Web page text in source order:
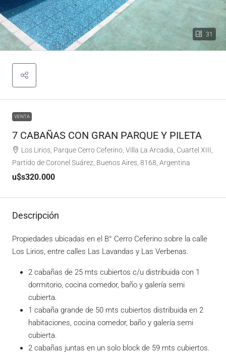
31
VENTA
7 CABAÑAS CON GRAN PARQUE Y PILETA
Los Lirios, Parque Cerro Ceferino, Villa La Arcadia, Cuartel XIII,
Partido de Coronel Suárez, Buenos Aires, 8168, Argentina
u$s320.000
Descripción
Propiedades ubicadas en el B° Cerro Ceferino sobre la calle
Los Lirios, entre calles Las Lavandas y Las Verbenas.
2 cabañas de 25 mts cubiertos c/u distribuida con 1
dormitorio, cocina comedor, baño y galería semi
cubierta.
1 cabaña grande de 50 mts cubiertos distribuida en 2
habitaciones, cocina comedor, baño y galería semi
cubierta.
2 cabañas juntas en un solo block de 59 mts cubiertos.